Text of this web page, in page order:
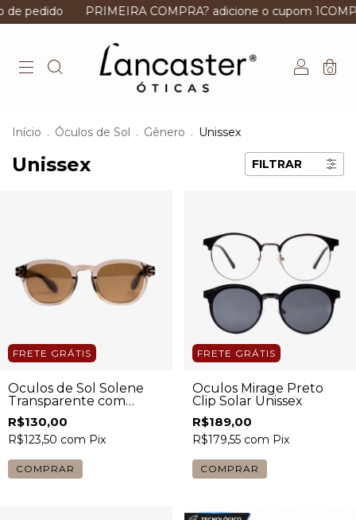
PRIMEIRA COMPRA? adicione o cupom 1COMPRA e
0
Início . Óculos de Sol . Gênero . Unissex
Unissex FILTRAR
FRETE GRÁTIS
Óculos de Sol Solene
Transparente com
Lente Marrom Unissex
R$130,00
R$123,50 com Pix
COMPRAR
FRETE GRÁTIS
Óculos Mirage Preto
Clip Solar Unissex
R$189,00
R$179,55 com Pix
COMPRAR